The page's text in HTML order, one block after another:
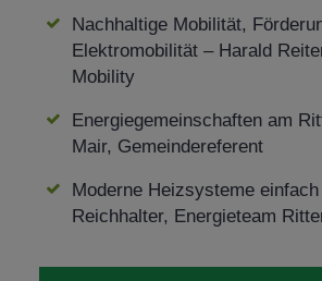
Nachhaltige Mobilität,
Elektromobilität – Harald
Mobility
Energiegemeinschaften am
Mair, Gemeindereferent
Moderne Heizsysteme
Reichhalter, Energieteam